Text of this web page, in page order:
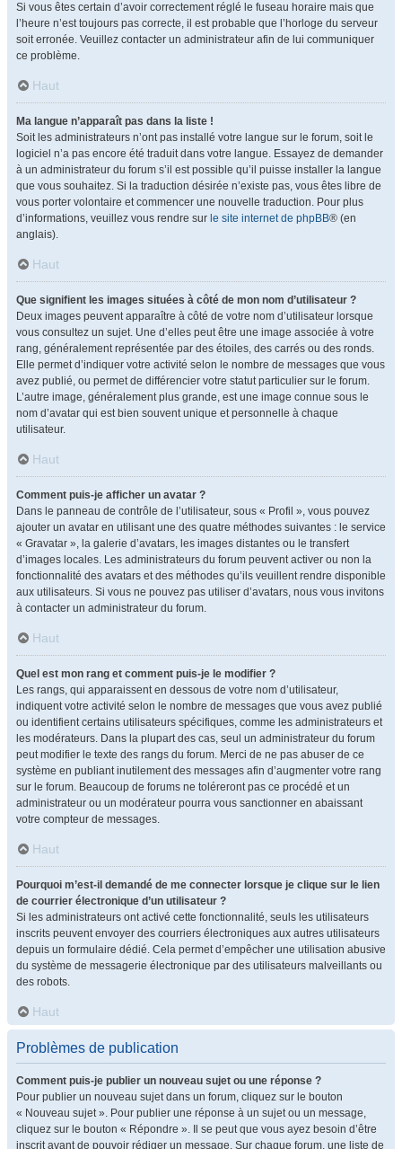
Si vous êtes certain d’avoir correctement réglé le fuseau horaire mais que
l’heure n’est toujours pas correcte, il est probable que l’horloge du serveur
soit erronée. Veuillez contacter un administrateur afin de lui communiquer
ce problème.
Haut
Ma langue n’apparaît pas dans la liste !
Soit les administrateurs n’ont pas installé votre langue sur le forum, soit le
logiciel n’a pas encore été traduit dans votre langue. Essayez de demander
à un administrateur du forum s’il est possible qu’il puisse installer la langue
que vous souhaitez. Si la traduction désirée n’existe pas, vous êtes libre de
vous porter volontaire et commencer une nouvelle traduction. Pour plus
d’informations, veuillez vous rendre sur le site internet de phpBB® (en
anglais).
Haut
Que signifient les images situées à côté de mon nom d’utilisateur ?
Deux images peuvent apparaître à côté de votre nom d’utilisateur lorsque
vous consultez un sujet. Une d’elles peut être une image associée à votre
rang, généralement représentée par des étoiles, des carrés ou des ronds.
Elle permet d’indiquer votre activité selon le nombre de messages que vous
avez publié, ou permet de différencier votre statut particulier sur le forum.
L’autre image, généralement plus grande, est une image connue sous le
nom d’avatar qui est bien souvent unique et personnelle à chaque
utilisateur.
Haut
Comment puis-je afficher un avatar ?
Dans le panneau de contrôle de l’utilisateur, sous « Profil », vous pouvez
ajouter un avatar en utilisant une des quatre méthodes suivantes : le service
« Gravatar », la galerie d’avatars, les images distantes ou le transfert
d’images locales. Les administrateurs du forum peuvent activer ou non la
fonctionnalité des avatars et des méthodes qu’ils veuillent rendre disponible
aux utilisateurs. Si vous ne pouvez pas utiliser d’avatars, nous vous invitons
à contacter un administrateur du forum.
Haut
Quel est mon rang et comment puis-je le modifier ?
Les rangs, qui apparaissent en dessous de votre nom d’utilisateur,
indiquent votre activité selon le nombre de messages que vous avez publié
ou identifient certains utilisateurs spécifiques, comme les administrateurs et
les modérateurs. Dans la plupart des cas, seul un administrateur du forum
peut modifier le texte des rangs du forum. Merci de ne pas abuser de ce
système en publiant inutilement des messages afin d’augmenter votre rang
sur le forum. Beaucoup de forums ne toléreront pas ce procédé et un
administrateur ou un modérateur pourra vous sanctionner en abaissant
votre compteur de messages.
Haut
Pourquoi m’est-il demandé de me connecter lorsque je clique sur le lien
de courrier électronique d’un utilisateur ?
Si les administrateurs ont activé cette fonctionnalité, seuls les utilisateurs
inscrits peuvent envoyer des courriers électroniques aux autres utilisateurs
depuis un formulaire dédié. Cela permet d’empêcher une utilisation abusive
du système de messagerie électronique par des utilisateurs malveillants ou
des robots.
Haut
Problèmes de publication
Comment puis-je publier un nouveau sujet ou une réponse ?
Pour publier un nouveau sujet dans un forum, cliquez sur le bouton
« Nouveau sujet ». Pour publier une réponse à un sujet ou un message,
cliquez sur le bouton « Répondre ». Il se peut que vous ayez besoin d’être
inscrit avant de pouvoir rédiger un message. Sur chaque forum, une liste de